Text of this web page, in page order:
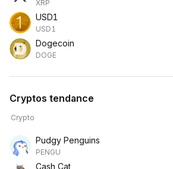
XRP
USD1
USD1
Dogecoin
DOGE
Cryptos tendance
Crypto
Pudgy Penguins
PENGU
Cash Cat